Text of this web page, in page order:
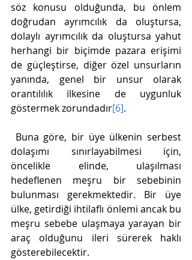
söz konusu olduğunda, bu önlem
doğrudan ayrımcılık da oluştursa,
dolaylı ayrımcılık da oluştursa yahut
herhangi bir biçimde pazara erişimi
de güçleştirse, diğer özel unsurların
yanında, genel bir unsur olarak
orantılılık ilkesine de uygunluk
göstermek zorundadır[6].
dolaşımı sınırlayabilmesi için,
öncelikle elinde, ulaşılması
hedeflenen meşru bir sebebinin
bulunması gerekmektedir. Bir üye
ülke, getirdiği ihtilaflı önlemi ancak bu
meşru sebebe ulaşmaya yarayan bir
araç olduğunu ileri sürerek haklı
gösterebilecektir.